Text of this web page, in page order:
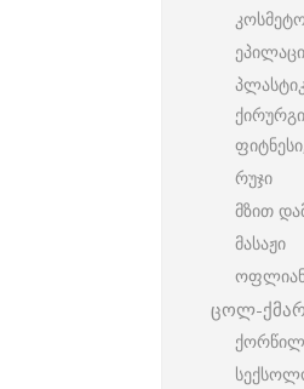
რუჯი
მზით
მასაჟი
ცოლ-